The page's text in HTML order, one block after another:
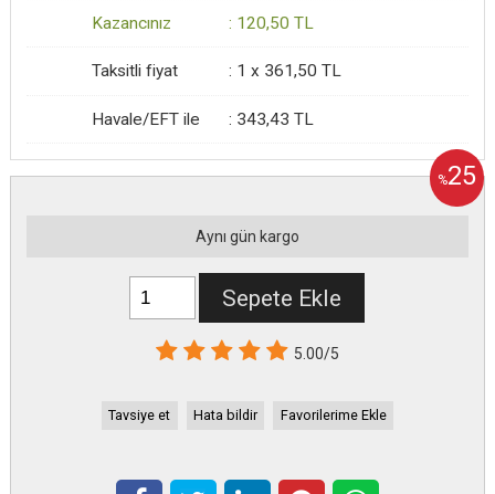
Kazancınız : 120,50 TL
Taksitli fiyat : 1 x 361,50 TL
Havale/EFT ile : 343,43 TL
%25
Aynı gün kargo
Sepete Ekle
5.00/5
Tavsiye et Hata bildir Favorilerime Ekle